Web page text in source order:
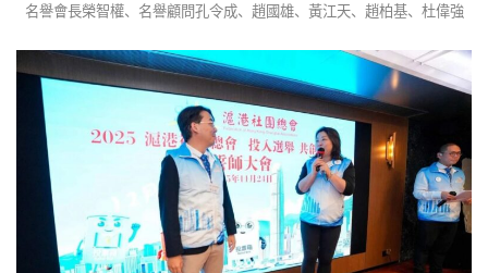
名譽會長榮智權、名譽顧問孔令成、趙國雄、黃江天、趙柏基、杜偉強